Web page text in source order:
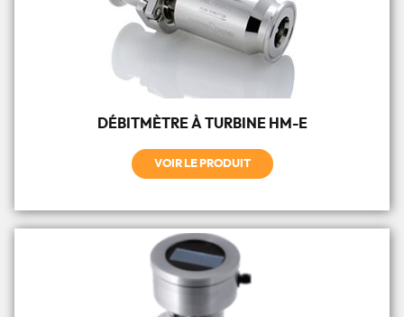
DÉBITMÈTRE À TURBINE HM-E
VOIR LE PRODUIT